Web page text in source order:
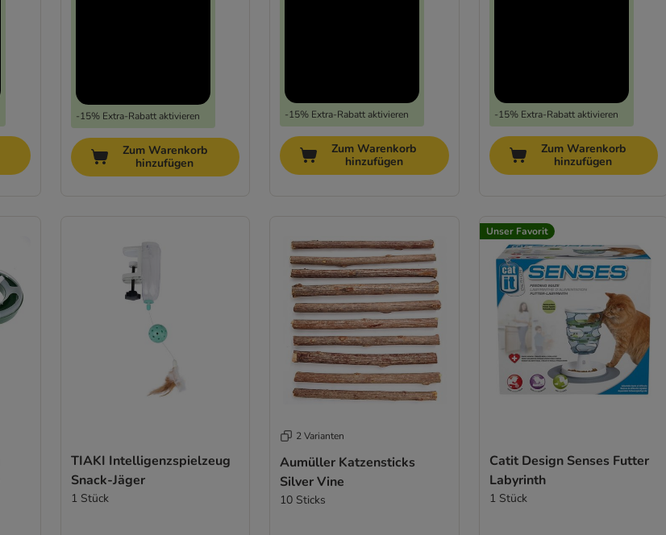
-15% Extra-Rabatt aktivieren
Zum Warenkorb
hinzufügen
-15% Extra-Rabatt aktivieren
Zum Warenkorb
hinzufügen
-15% Extra-Rabatt aktivieren
Zum Warenkorb
hinzufügen
TIAKI Intelligenzspielzeug
Snack-Jäger
1 Stück
2 Varianten
Aumüller Katzensticks
Silver Vine
10 Sticks
Unser Favorit
Catit Design Senses Futter
Labyrinth
1 Stück